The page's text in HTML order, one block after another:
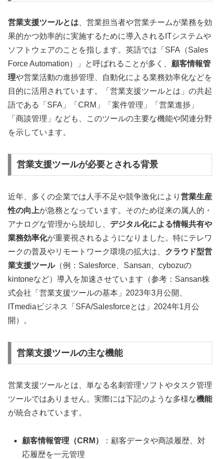
営業支援ツールとは 、営業担当者や営業チームが業務を効
果的かつ効率的に実施するために導入されるITシステムや
ソフトウェアのことを指します。英語では「SFA（Sales
Force Automation）」と呼ばれることが多く、 顧客情報管
理や営業活動の進捗管理、自動化による業務効率化などを
目的に活用されています。「営業支援ツールとは」の共起
語である「SFA」「CRM」「案件管理」「営業進捗」
「商談管理」なども、このツールの主要な機能や関連分野
を示しています。
営業支援ツールが必要とされる背景
近年、多くの企業では人手不足や競争激化により 営業生産
性の向上が急務となっています。そのため従来の属人的・
アナログな管理から脱却し、 デジタル化による情報共有や
業務効率化が重要視されるようになりました。特にテレワ
ークの普及やリモートワーク環境の拡大は、 クラウド型営
業支援ツール（例：Salesforce、Sansan、cybozuの
kintoneなど）導入を加速させています（参考：Sansan株
式会社「営業支援ツールの基本」2023年3月公開、
ITmediaビジネス「SFA/Salesforceとは」2024年1月公
開）。
営業支援ツールの主な機能
営業支援ツールとは、単なる名刺管理ソフトやタスク管理
ツールではありません。実際には下記のような多様な機能
が統合されています。
顧客情報管理（CRM）
：顧客データや商談履歴、対
応履歴を一元管理